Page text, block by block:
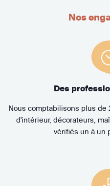
Nos
Des
Nous comptabilisons plus
d'intérieur, décorateurs,
vérifiés un à un